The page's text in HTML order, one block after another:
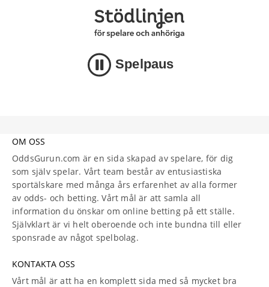
Spelpaus
OM OSS
OddsGurun.com är en sida skapad av spelare, för dig
som själv spelar. Vårt team består av entusiastiska
sportälskare med många års erfarenhet av alla former
av odds- och betting. Vårt mål är att samla all
information du önskar om online betting på ett ställe.
Självklart är vi helt oberoende och inte bundna till eller
sponsrade av något spelbolag.
KONTAKTA OSS
Vårt mål är att ha en komplett sida med så mycket bra